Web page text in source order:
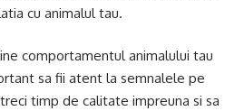
cu animalul tau.
comportamentul animalului tau
sa fii atent la semnalele pe
timp de calitate impreuna si sa